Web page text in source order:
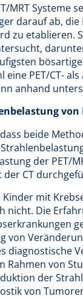
MRT Systeme
darauf ab,
zu etablieren.
PET/CT-
anhand
beide
der PET/
der CT
mit
nicht. Die
von
diagnostische
Rahmen von
der
von